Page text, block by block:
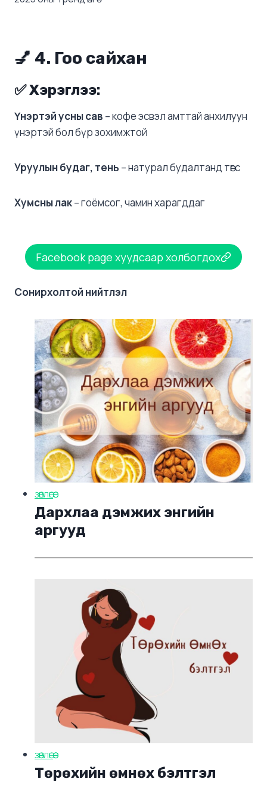
💅 4. Гоо сайхан
✅ Хэрэглээ:
Үнэртэй усны сав – кофе эсвэл амттай анхилуун
үнэртэй бол бүр зохимжтой
Уруулын будаг, тень – натурал будалтанд төгс
Хумсны лак– гоёмсог, чамин харагддаг
Facebook page хуудсаар холбогдох
Сонирхолтой нийтлэл
ЗӨВЛӨГӨӨ
Дархлаа дэмжих энгийн
аргууд
ЗӨВЛӨГӨӨ
Төрөхийн өмнөх бэлтгэл